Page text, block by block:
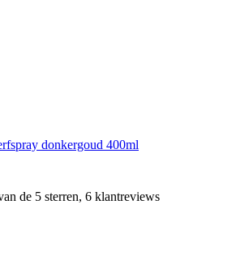
donkergoud 400ml
de 5 sterren, 6 klantreviews